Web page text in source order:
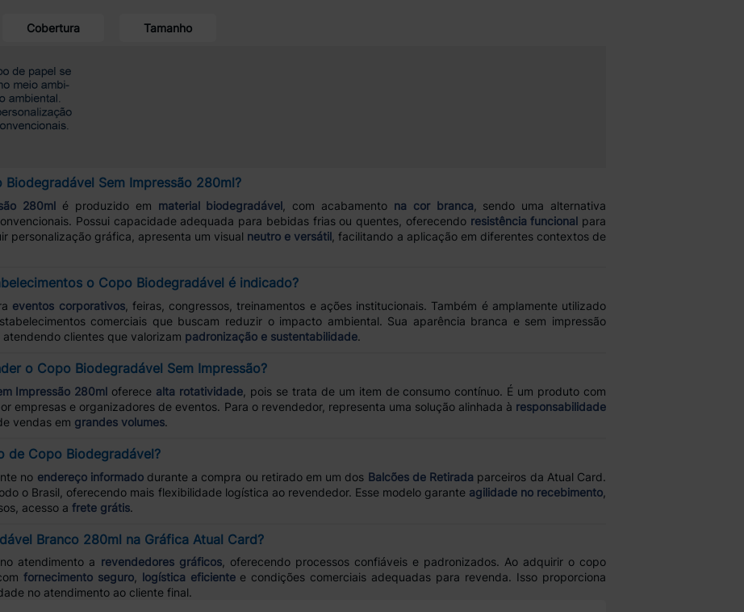
Cobertura Tamanho
Sem Impressão 280ml?
280ml é produzido em material biodegradável , com acabamento na cor branca , sendo uma alternativa
Possui capacidade adequada para bebidas frias ou quentes, oferecendo resistência funcional para
personalização gráfica, apresenta um visual neutro e versátil , facilitando a aplicação em diferentes contextos de
o Copo Biodegradável é indicado?
eventos corporativos, feiras, congressos, treinamentos e ações institucionais. Também é amplamente utilizado
comerciais que buscam reduzir o impacto ambiental. Sua aparência branca e sem impressão
, atendendo clientes que valorizam padronização e sustentabilidade.
o Copo Biodegradável Sem Impressão?
Impressão 280ml oferece alta rotatividade , pois se trata de um item de consumo contínuo. É um produto com
empresas e organizadores de eventos. Para o revendedor, representa uma solução alinhada à responsabilidade
vendas em grandes volumes.
de Copo Biodegradável?
no endereço informadodurante a compra ou retirado em um dos Balcões de Retirada parceiros da Atual Card.
o Brasil, oferecendo mais flexibilidade logística ao revendedor. Esse modelo garante agilidade no recebimento
acesso a frete grátis.
Branco 280ml na Gráfica Atual Card?
atendimento a revendedores gráficos, oferecendo processos confiáveis e padronizados. Ao adquirir o copo
fornecimento seguro, logística eficientee condições comerciais adequadas para revenda. Isso proporciona
no atendimento ao cliente final.